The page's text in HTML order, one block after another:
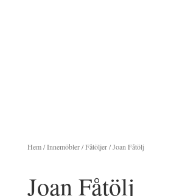
Hem/Innemöbler/Fåtöljer/ Joan Fåtölj
Joan Fåtölj